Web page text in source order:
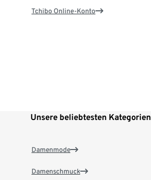
Tchibo Online-Konto
Unsere beliebtesten Kategorien
Damenmode
Damenschmuck